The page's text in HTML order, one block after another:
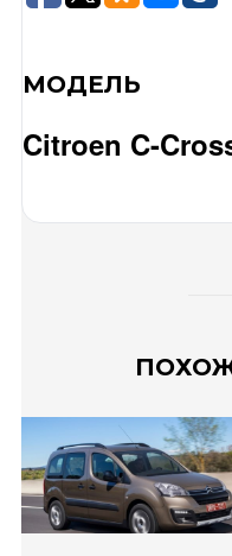
МОДЕЛЬ
Citroen C-